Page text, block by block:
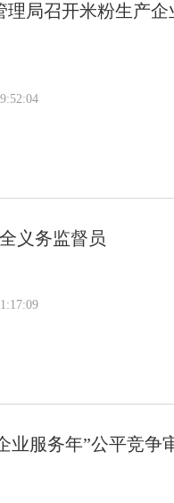
局召开米粉生产
义务监督员
服务年”公平竞争